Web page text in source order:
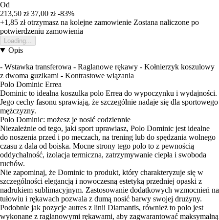
Od
213,50 zł 37,00 zł -83%
+1,85 złotrzymasz na kolejne zamowienie Zostana naliczone po
potwierdzeniu zamowienia
Loading...
Opis
- Wstawka transferowa - Raglanowe rękawy - Kołnierzyk koszulowy
z dwoma guzikami - Kontrastowe wiązania
Polo Dominic Errea
Dominic to idealna koszulka polo Errea do wypoczynku i wydajności.
Jego cechy fasonu sprawiają, że szczególnie nadaje się dla sportowego
mężczyzny.
Polo Dominic: możesz je nosić codziennie
Niezależnie od tego, jaki sport uprawiasz, Polo Dominic jest idealne
do noszenia przed i po meczach, na trening lub do spędzania wolnego
czasu z dala od boiska. Mocne strony tego polo to z pewnością
oddychalność, izolacja termiczna, zatrzymywanie ciepła i swoboda
ruchów.
Nie zapominaj, że Dominic to produkt, który charakteryzuje się w
szczególności elegancją i nowoczesną estetyką przedniej opaski z
nadrukiem sublimacyjnym. Zastosowanie dodatkowych wzmocnień na
tułowiu i rękawach pozwala z dumą nosić barwy swojej drużyny.
Podobnie jak pozycje autres z linii Diamantis, również to polo jest
wykonane z raglanowymi rękawami, aby zagwarantować maksymalną